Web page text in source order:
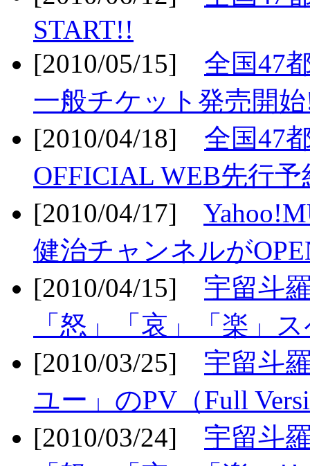
START!!
[2010/05/15] 全国47
一般チケット発売開
[2010/04/18] 全国47
OFFICIAL WEB先行
[2010/04/17]
健治チャンネルが
[2010/04/15] 宇留斗
「怒」「哀」「楽」
[2010/03/25] 宇留斗
ユー」のPV（Full
[2010/03/24] 宇留斗